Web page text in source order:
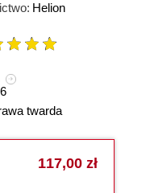
Helion
twarda
117,00 zł